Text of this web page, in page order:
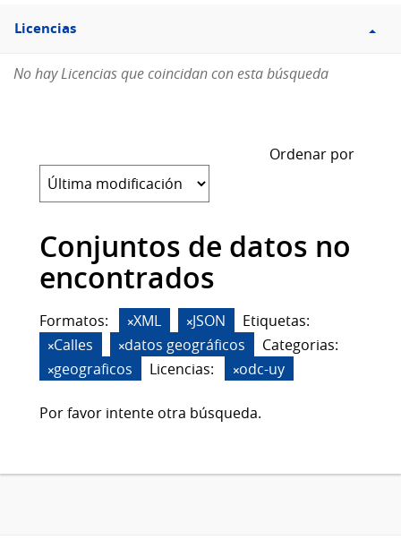
Filtro
Licencias
Licencias
No hay Licencias que coincidan con esta búsqueda
Ordenar por
Conjuntos de datos no
encontrados
Formatos: XML JSON
Etiquetas:
Calles
datos geográficos
Categorias:
geograficos
Licencias: odc-uy
Por favor intente otra búsqueda.